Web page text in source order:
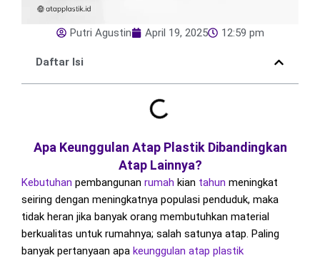
Putri Agustin April 19, 2025 12:59 pm
Daftar Isi
Apa Keunggulan Atap Plastik Dibandingkan
Atap Lainnya?
Kebutuhan pembangunan rumah kian tahun meningkat
seiring dengan meningkatnya populasi penduduk, maka
tidak heran jika banyak orang membutuhkan material
berkualitas untuk rumahnya; salah satunya atap. Paling
banyak pertanyaan apa keunggulan atap plastik